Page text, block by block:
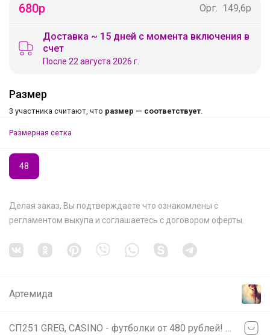
680р Орг. 149,6р
Доставка ~ 15 дней с момента включения в
счет
После 22 августа 2026 г.
Размер
3 участника считают, что размер — соответствует.
Размерная сетка
48
Делая заказ, Вы подтверждаете что ознакомлены с
регламентом выкупа и соглашаетесь с договором оферты.
Артемида
СП251 GREG, CASINO - футболки от 480 рублей! Сорочки на разный рост!